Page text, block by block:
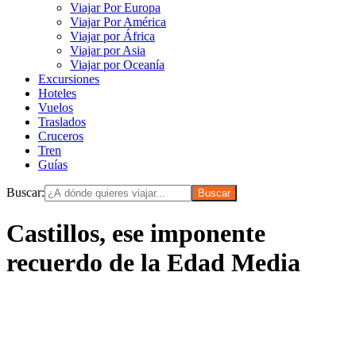
Viajar Por Europa
Viajar Por América
Viajar por África
Viajar por Asia
Viajar por Oceanía
Excursiones
Hoteles
Vuelos
Traslados
Cruceros
Tren
Guías
Buscar:
Castillos, ese imponente
recuerdo de la Edad Media